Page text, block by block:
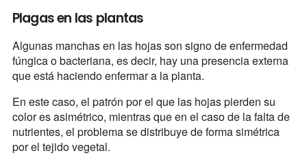
Plagas en las plantas
Algunas manchas en las hojas son signo de enfermedad
fúngica o bacteriana, es decir, hay una presencia externa
que está haciendo enfermar a la planta.
En este caso, el patrón por el que las hojas pierden su
color es asimétrico, mientras que en el caso de la falta de
nutrientes, el problema se distribuye de forma simétrica
por el tejido vegetal.